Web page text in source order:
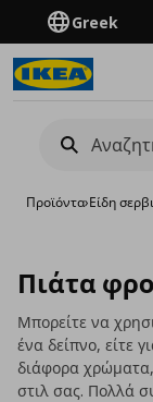
Greek
Προϊόντα›Είδη
Πιάτα
Μπορείτε να
ένα δείπνο, είτε
διάφορα χρώματα,
στιλ σας. Πολλά